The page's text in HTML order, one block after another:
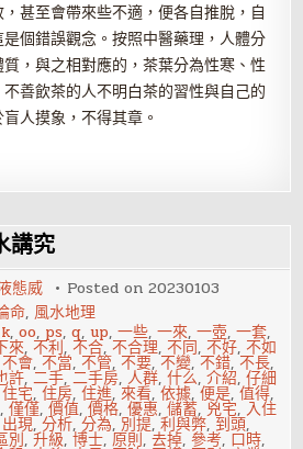
甚至會帶來些不適，便各自推脫，自
個錯誤觀念。按照中醫藥理，人體分
，與之相對應的，茶葉分為性寒、性
善飲茶的人不明白茶的習性與自己的
人摸象，不得其章。
講究
態威 Posted on20230103
命, 風水地理
k,oo, ps,q,up,一些,一來,一壺,一套,
來,不利,不合,不合理,不同,不好,不如
不會,不當,不管,不要,不變,不錯,不長,
許,二手,二手房,人群,什么,介紹,仔細
住宅,住房,住進,來看,依據,便是,值得,
,僅僅,價值,價格,優惠,儲蓄, 兇宅, 入住
出現,分析,分為, 別提,利與弊, 到頭,
別,升級,博士,原則,去掉,參考, 口時,